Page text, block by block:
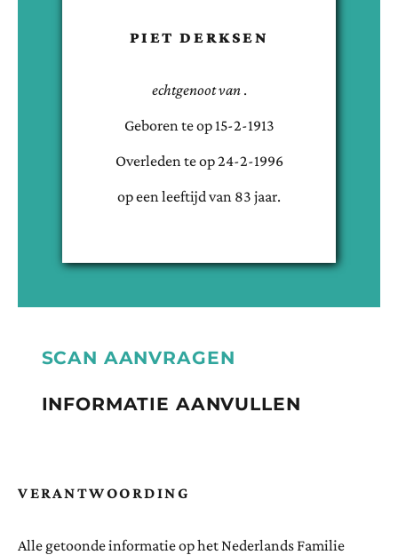
PIET DERKSEN
echtgenoot van .
Geboren teop 15-2-1913
Overleden teop24-2-1996
op een leeftijd van 83 jaar.
SCAN AANVRAGEN
INFORMATIE AANVULLEN
VERANTWOORDING
Alle getoonde informatie op het Nederlands Familie